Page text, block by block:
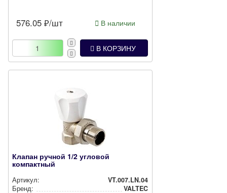
576.05 ₽/шт В наличии
В КОРЗИНУ
Клапан ручной 1/2 угловой
компактный
Артикул:
VT.007.LN.04
Бренд:
VALTEC